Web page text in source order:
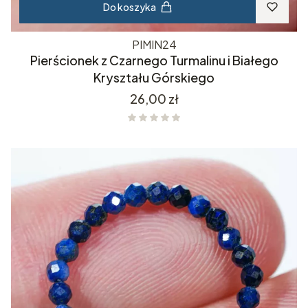
Do koszyka
PIMIN24
Pierścionek z Czarnego Turmalinu i Białego
Kryształu Górskiego
Cena
26,00 zł